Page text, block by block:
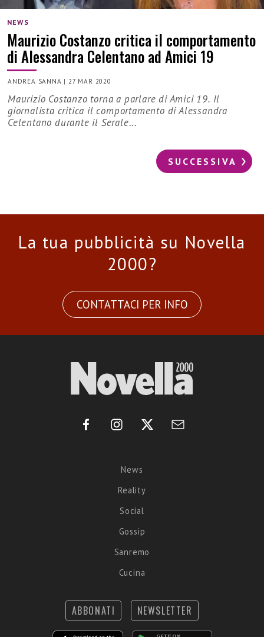
NEWS
Maurizio Costanzo critica il comportamento
di Alessandra Celentano ad Amici 19
ANDREA SANNA |27 MAR 2020
Maurizio Costanzo torna a parlare di Amici 19. Il
giornalista critica il comportamento di Alessandra
Celentano durante il Serale...
SUCCESSIVA
La tua pubblicità su Novella
2000?
CONTATTACI PER INFO
News
Reality
Social
Gossip
Sanremo
Cucina
ABBONATI NEWSLETTER